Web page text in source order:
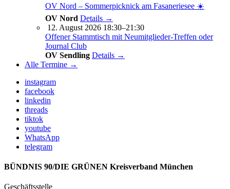
OV Nord – Sommerpicknick am Fasaneriesee ☀️
OV Nord Details →
12. August 2026 18:30–21:30
Offener Stammtisch mit Neumitglieder-Treffen oder
Journal Club
OV Sendling Details →
Alle Termine →
instagram
facebook
linkedin
threads
tiktok
youtube
WhatsApp
telegram
BÜNDNIS 90/DIE GRÜNEN Kreisverband München
Geschäftsstelle